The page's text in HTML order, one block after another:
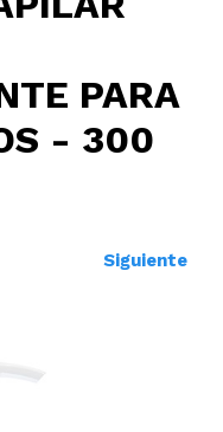
PARA
- 300
Siguiente